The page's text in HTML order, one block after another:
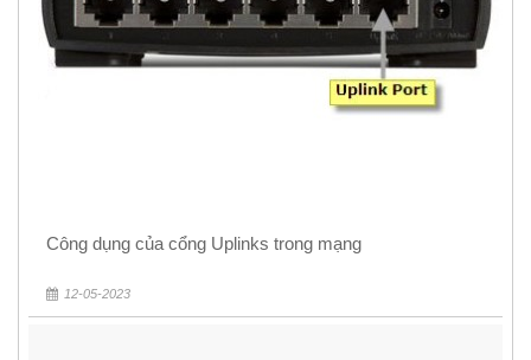
Công dụng của cổng Uplinks trong mạng
12-05-2023